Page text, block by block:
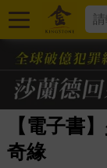
【電子書
奇緣